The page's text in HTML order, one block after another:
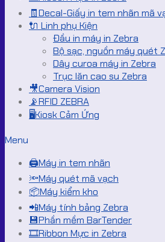
🧾Decal-Giấy in tem nhãn mã
🔌 Linh phụ Kiện
Đầu in máy in Zebra
Bộ sạc, nguồn máy quét
Dây curoa máy in Zebra
Trục lăn cao su Zebra
🎥Camera Vision
📡RFID ZEBRA
🖥️Kiosk Cảm Ứng
Menu
🖨️Máy in tem nhãn
🔦Máy quét mã vạch
📦Máy kiểm kho
📲Máy tính bảng Zebra
💾Phần mềm BarTender
🎞️Ribbon Mực in Zebra